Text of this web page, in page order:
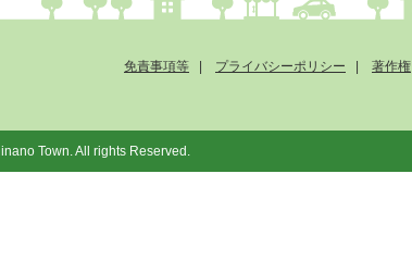
免責事項等 プライバシーポリシー 著作権
Town. All rights Reserved.